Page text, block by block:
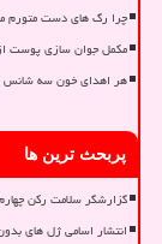
چرا رگ های دست متورم
مکمل جوان سازی پوست از
هر اهدای خون سه شانس
پربحث ترین ها
گزارشگر سلامت رکن
انتشار اسامی ژل های